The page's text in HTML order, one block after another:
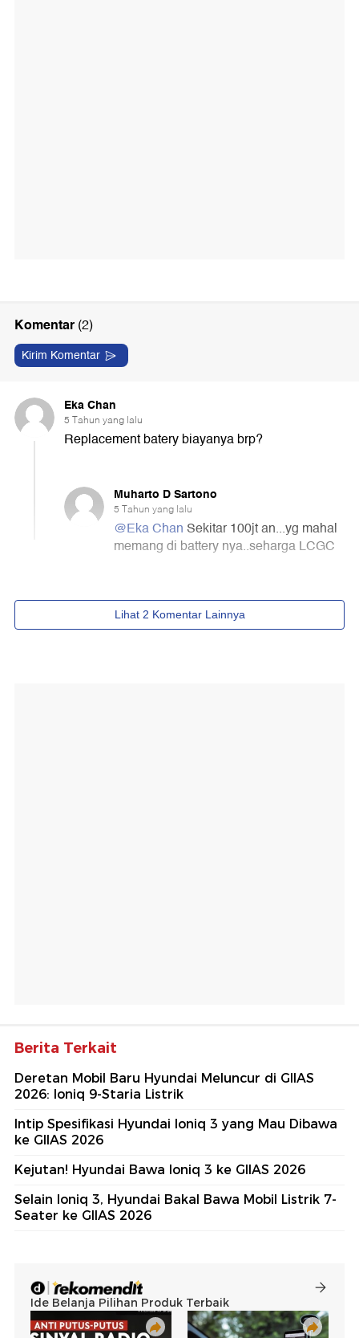
Berita Terkait
Deretan Mobil Baru Hyundai Meluncur di GIIAS
2026: Ioniq 9-Staria Listrik
Intip Spesifikasi Hyundai Ioniq 3 yang Mau Dibawa
ke GIIAS 2026
Kejutan! Hyundai Bawa Ioniq 3 ke GIIAS 2026
Selain Ioniq 3, Hyundai Bakal Bawa Mobil Listrik 7-
Seater ke GIIAS 2026